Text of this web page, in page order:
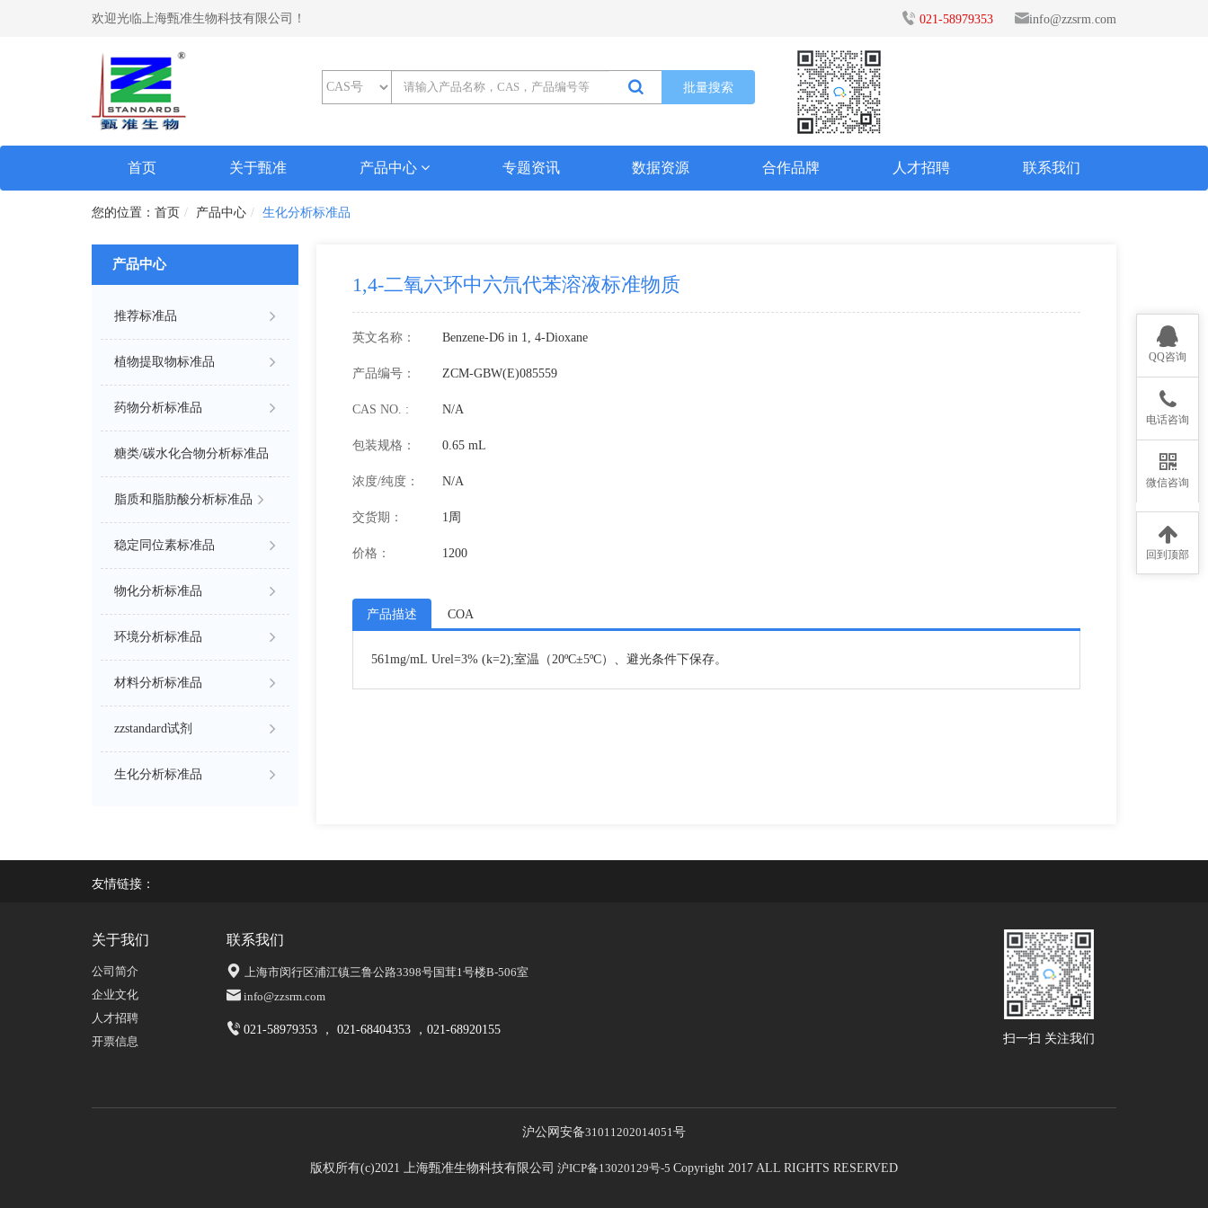
欢迎光临上海甄准生物科技有限公司！ 021-58979353 info@zzsrm.com
批量搜索
首页(current) 关于甄准 产品中心 专题资讯 数据资源 合作品牌 人才招聘 联系我们
首页 产品中心 生化分析标准品
产品中心
推荐标准品
植物提取物标准品
药物分析标准品
糖类/碳水化合物分析标准品
脂质和脂肪酸分析标准品
稳定同位素标准品
物化分析标准品
环境分析标准品
材料分析标准品
zzstandard试剂
生化分析标准品
1,4-二氧六环中六氘代苯溶液标准物质
英文名称： Benzene-D6 in 1, 4-Dioxane
产品编号： ZCM-GBW(E)085559
CAS NO. : N/A
包装规格： 0.65 mL
浓度/纯度： N/A
交货期： 1周
价格： 1200
产品描述 COA
561mg/mL Urel=3% (k=2);室温（20ºC±5ºC）、避光条件下保存。
友情链接：
关于我们
公司简介
企业文化
人才招聘
开票信息
联系我们
上海市闵行区浦江镇三鲁公路3398号国茸1号楼B-506室
info@zzsrm.com
021-58979353 ， 021-68404353 ，021-68920155
扫一扫 关注我们
沪公网安备31011202014051号
版权所有(c)2021 上海甄准生物科技有限公司 沪ICP备13020129号-5 Copyright 2017 ALL RIGHTS RESERVED
QQ咨询
电话咨询
微信咨询
回到顶部